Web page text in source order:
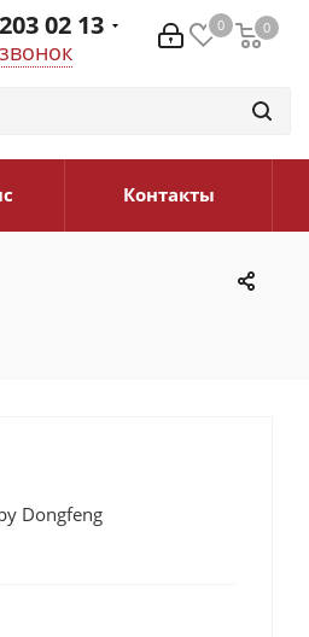
0 0
0
02 13
Контакты
Dongfeng